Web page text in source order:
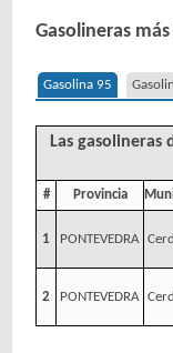
Gasolineras
Gasolina 95
Las gasolineras
# Provincia
1 PONTEVEDRA
2 PONTEVEDRA